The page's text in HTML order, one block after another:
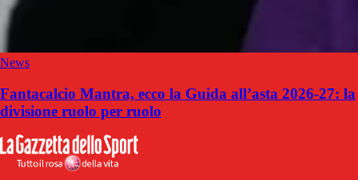
News
Fantacalcio Mantra, ecco la Guida all’asta 2026-27: la
divisione ruolo per ruolo